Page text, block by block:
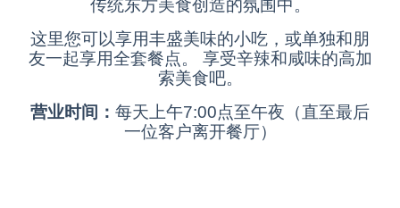
传统东方美食创造的氛围中。
这里您可以享用丰盛美味的小吃，或单独和朋
友一起享用全套餐点。 享受辛辣和咸味的高加
索美食吧。
营业时间： 每天上午7:00点至午夜（直至最后
一位客户离开餐厅）